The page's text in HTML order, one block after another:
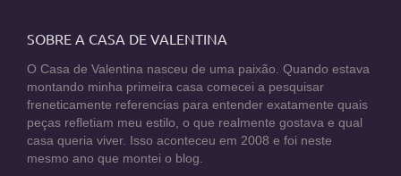
SOBRE A CASA DE VALENTINA
O Casa de Valentina nasceu de uma paixão. Quando estava
montando minha primeira casa comecei a pesquisar
freneticamente referencias para entender exatamente quais
peças refletiam meu estilo, o que realmente gostava e qual
casa queria viver. Isso aconteceu em 2008 e foi neste
mesmo ano que montei o blog.